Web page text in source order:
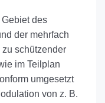
des
der mehrfach
schützender
im Teilplan
umgesetzt
von z. B.